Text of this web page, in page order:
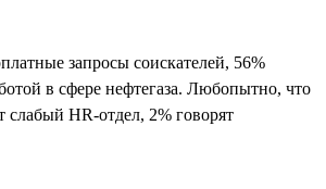
запросы соискателей, 56%
в сфере нефтегаза. Любопытно, что
слабый HR-отдел, 2% говорят